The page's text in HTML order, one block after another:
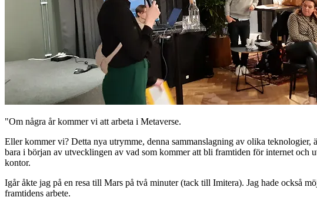
"Om några år kommer vi att arbeta i Metaverse.
Eller kommer vi? Detta nya utrymme, denna sammanslagning av olika
bara i början av utvecklingen av vad som kommer att bli framtiden för internet
kontor.
Igår åkte jag på en resa till Mars på två minuter (tack till Imitera). Jag hade också
framtidens arbete.